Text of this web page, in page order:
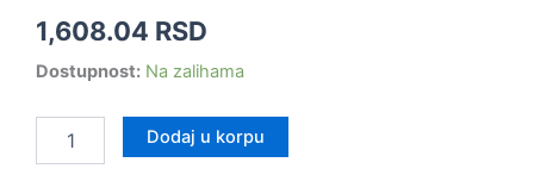
1,608.04 RSD
Dostupnost: Na zalihama
Dodaj u korpu